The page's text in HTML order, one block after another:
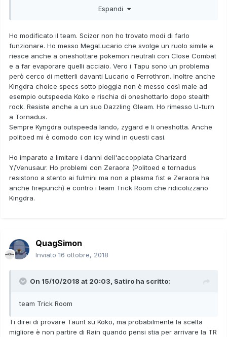
switchare durante il turno, lo si fa quando si è sicuri del
Espandi
Ho modificato il team. Scizor non ho trovato modi di farlo
funzionare. Ho messo MegaLucario che svolge un ruolo simile e
riesce anche a oneshottare pokemon neutrali con Close Combat
e a far evaporare quelli acciaio. Vero i Tapu sono un problema
però cerco di metterli davanti Lucario o Ferrothron. Inoltre anche
Kingdra choice specs sotto pioggia non è messo così male ad
esempio outspeeda Koko e rischia di oneshottarlo dopo stealth
rock. Resiste anche a un suo Dazzling Gleam. Ho rimesso U-turn
a Tornadus.
Sempre Kyngdra outspeeda lando, zygard e li oneshotta. Anche
politoed mi è comodo con icy wind in questi casi.
Ho imparato a limitare i danni dell'accoppiata Charizard
Y/Venusaur. Ho problemi con Zeraora (Politoed e tornadus
resistono a stento ai fulmini ma non a plasma fist e Zeraora ha
anche firepunch) e contro i team Trick Room che ridicolizzano
Kingdra.
QuagSimon
Inviato 16 ottobre, 2018
On 15/10/2018 at 20:03, Satiro ha scritto:
team Trick Room
Ti direi di provare Taunt su Koko, ma probabilmente la scelta
migliore è non partire di Rain quando pensi stia per arrivare la TR